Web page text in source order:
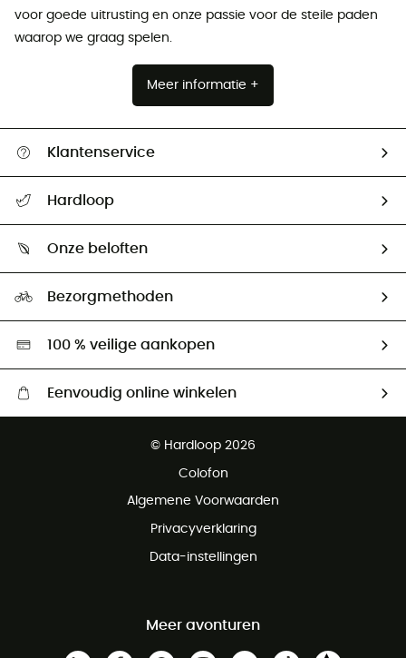
voor goede uitrusting en onze passie voor de steile paden
waarop we graag spelen.
Meer informatie +
Klantenservice
Retourzendingen & Terugbetalingen
Hardloop
Ambassadeurs
Onze beloften
Hardgreen
Bezorgmethoden
100 % veilige aankopen
Eenvoudig online winkelen
Gratis retourneren binnen 100 dagen
© Hardloop 2026
Colofon
Algemene Voorwaarden
Privacyverklaring
Data-instellingen
Meer avonturen